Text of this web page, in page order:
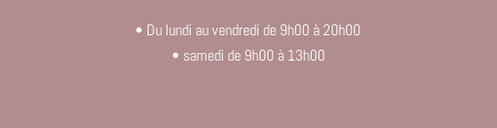
• Du lundi au vendredi de 9h00 à 20h00
• samedi de 9h00 à 13h00